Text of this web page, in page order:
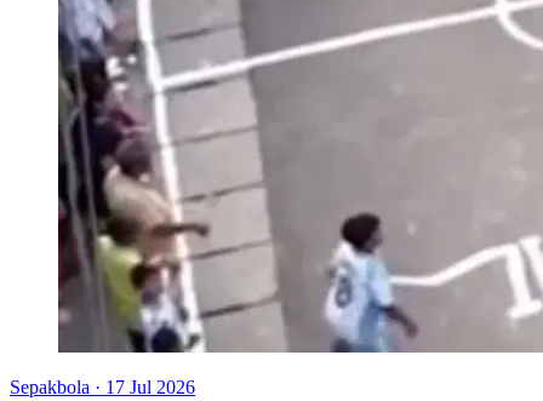
Sepakbola · 17 Jul 2026